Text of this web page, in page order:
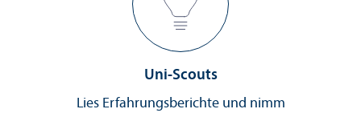
Uni-Scouts
Lies Erfahrungs­berichte und nimm